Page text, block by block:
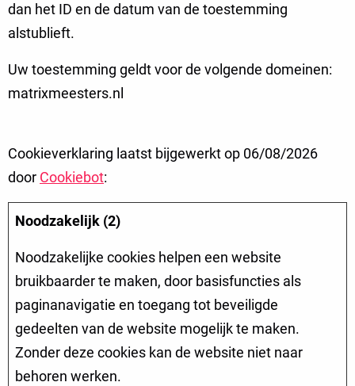
dan het ID en de datum van de toestemming
alstublieft.
Uw toestemming geldt voor de volgende domeinen:
matrixmeesters.nl
Cookieverklaring laatst bijgewerkt op 06/08/2026
door Cookiebot:
Noodzakelijk (2)
Noodzakelijke cookies helpen een website
bruikbaarder te maken, door basisfuncties als
paginanavigatie en toegang tot beveiligde
gedeelten van de website mogelijk te maken.
Zonder deze cookies kan de website niet naar
behoren werken.